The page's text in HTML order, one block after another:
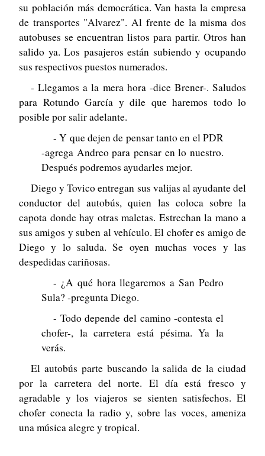
su población más democrática. Van hasta la empresa
de transportes "Alvarez". Al frente de la misma dos
autobuses se encuentran listos para partir. Otros han
salido ya. Los pasajeros están subiendo y ocupando
sus respectivos puestos numerados.
- Llegamos a la mera hora -dice Brener-. Saludos
para Rotundo García y dile que haremos todo lo
posible por salir adelante.
- Y que dejen de pensar tanto en el PDR
-agrega Andreo para pensar en lo nuestro.
Después podremos ayudarles mejor.
Diego y Tovico entregan sus valijas al ayudante del
conductor del autobús, quien las coloca sobre la
capota donde hay otras maletas. Estrechan la mano a
sus amigos y suben al vehículo. El chofer es amigo de
Diego y lo saluda. Se oyen muchas voces y las
despedidas cariñosas.
- ¿A qué hora llegaremos a San Pedro
Sula? -pregunta Diego.
- Todo depende del camino -contesta el
chofer-, la carretera está pésima. Ya la
verás.
El autobús parte buscando la salida de la ciudad
por la carretera del norte. El día está fresco y
agradable y los viajeros se sienten satisfechos. El
chofer conecta la radio y, sobre las voces, ameniza
una música alegre y tropical.